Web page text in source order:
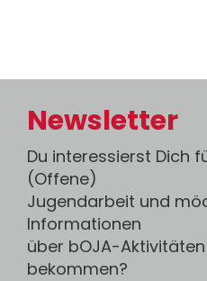
Newsletter
Du interessierst Dich
(Offene)
Jugendarbeit und
Informationen
über bOJA-
bekommen?